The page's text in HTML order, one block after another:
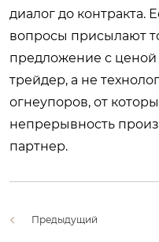
диалог до контракта.
вопросы присылают
предложение с ценой
трейдер, а не
огнеупоров, от
непрерывность
партнер.
Предыдущий